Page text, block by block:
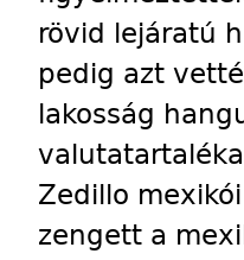
rövid lejáratú
pedig azt
lakosság
Zedillo
zengett a